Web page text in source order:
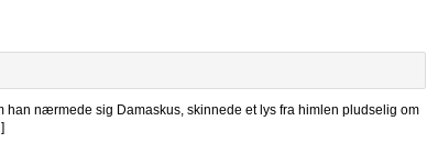
han nærmede sig Damaskus, skinnede et lys fra himlen pludselig om